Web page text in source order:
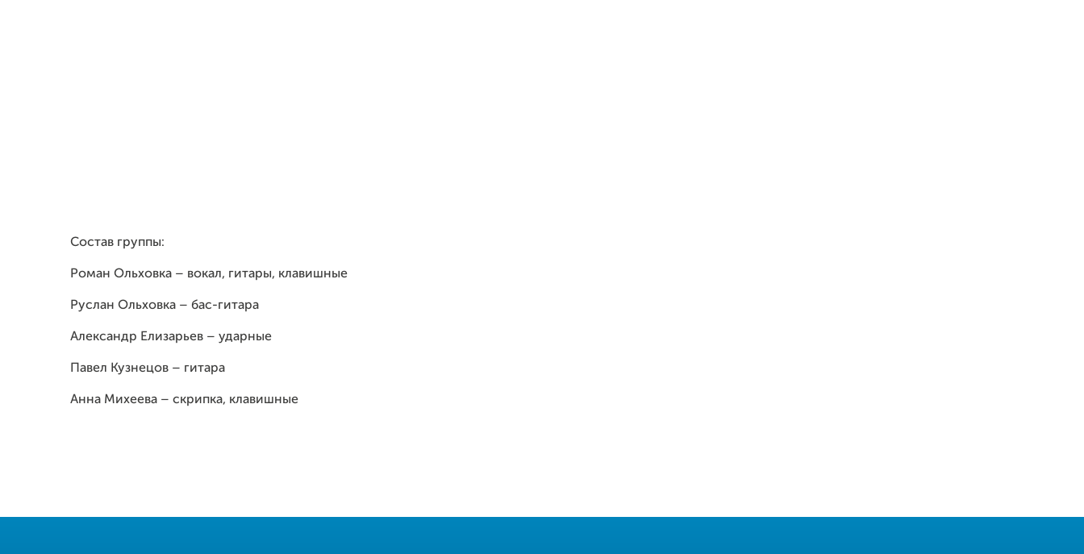
Состав группы:
Роман Ольховка – вокал, гитары, клавишные
Руслан Ольховка – бас-гитара
Александр Елизарьев – ударные
Павел Кузнецов – гитара
Анна Михеева – скрипка, клавишные